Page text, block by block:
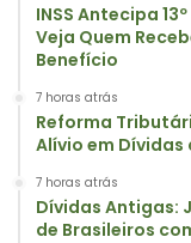
INSS Antecipa
Veja Quem
Benefício
7 horas atrás
Reforma
Alívio em
7 horas atrás
Dívidas Antigas:
de Brasileiros